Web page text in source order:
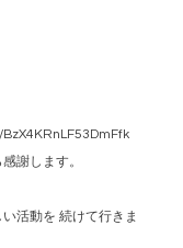
謝します。
活動を 続けて行きま